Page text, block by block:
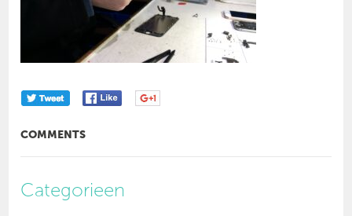
COMMENTS
Categorieen